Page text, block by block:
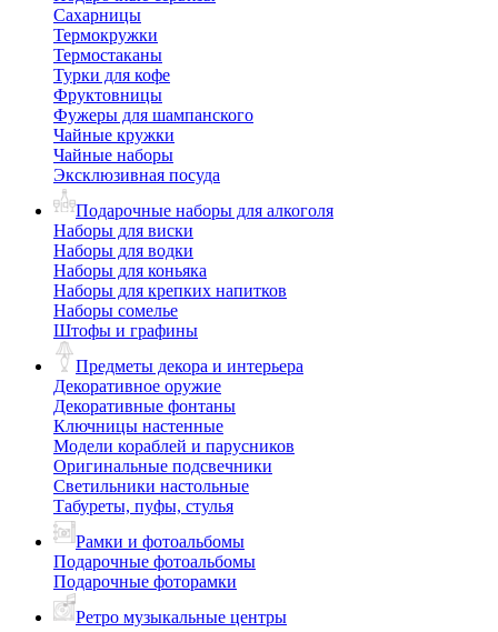
Сахарницы
Термокружки
Термостаканы
Турки для кофе
Фруктовницы
Фужеры для шампанского
Чайные кружки
Чайные наборы
Эксклюзивная посуда
Подарочные наборы для алкоголя
Наборы для виски
Наборы для водки
Наборы для коньяка
Наборы для крепких напитков
Наборы сомелье
Штофы и графины
Предметы декора и интерьера
Декоративное оружие
Декоративные фонтаны
Ключницы настенные
Модели кораблей и парусников
Оригинальные подсвечники
Светильники настольные
Табуреты, пуфы, стулья
Рамки и фотоальбомы
Подарочные фотоальбомы
Подарочные фоторамки
Ретро музыкальные центры